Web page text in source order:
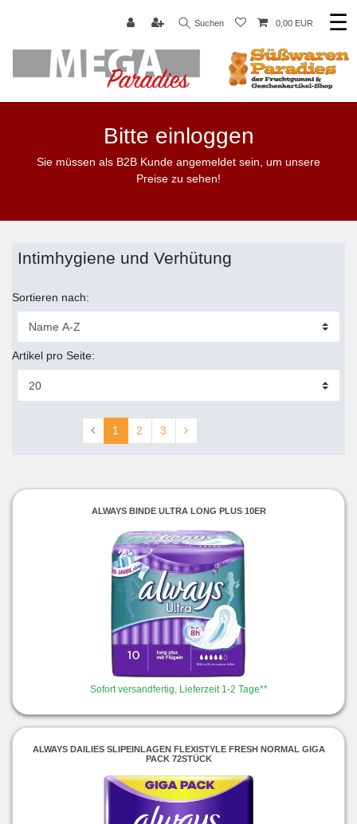
Suchen 0,00 EUR ☰
Bitte einloggen
Sie müssen als B2B Kunde angemeldet sein, um unsere
Preise zu sehen!
Intimhygiene und Verhütung
Sortieren nach:
Artikel pro Seite:
1 2 3
ALWAYS BINDE ULTRA LONG PLUS 10ER
Sofort versandfertig, Lieferzeit 1-2 Tage**
ALWAYS DAILIES SLIPEINLAGEN FLEXISTYLE FRESH NORMAL GIGA
PACK 72STÜCK